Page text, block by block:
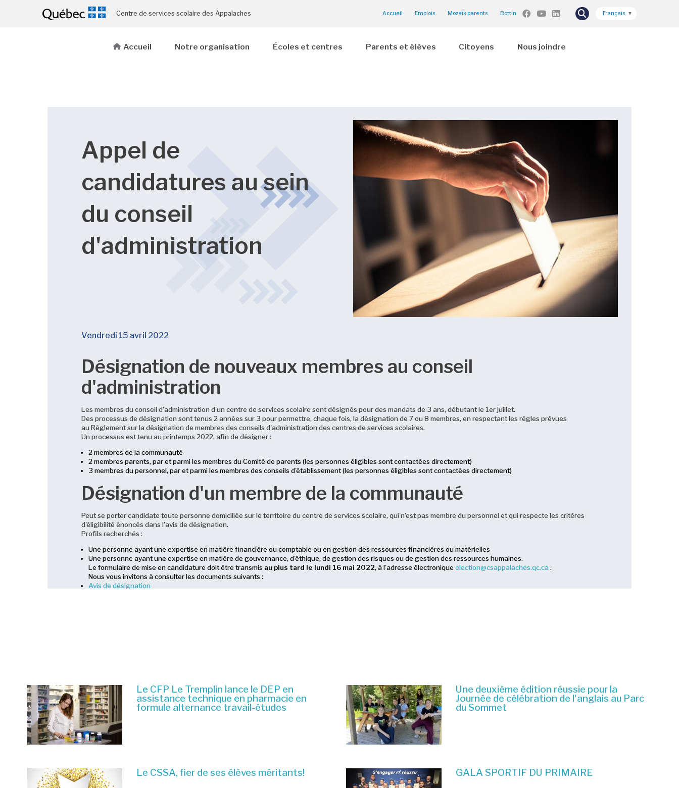
Centre de services scolaire des Appalaches Accueil Emplois Mozaïk parents Bottin Français ▼
Accueil Notre organisation Écoles et centres Parents et élèves Citoyens Nous joindre
Appel de
candidatures au sein
du conseil
d'administration
Vendredi 15 avril 2022
Désignation de nouveaux membres au conseil
d'administration
Les membres du conseil d'administration d'un centre de services scolaire sont désignés pour des mandats de 3 ans, débutant le 1er juillet.
Des processus de désignation sont tenus 2 années sur 3 pour permettre, chaque fois, la désignation de 7 ou 8 membres, en respectant les règles prévues
au Règlement sur la désignation de membres des conseils d'administration des centres de services scolaires.
Un processus est tenu au printemps 2022, afin de désigner :
2 membres de la communauté
2 membres parents, par et parmi les membres du Comité de parents (les personnes éligibles sont contactées directement)
3 membres du personnel, par et parmi les membres des conseils d'établissement (les personnes éligibles sont contactées directement)
Désignation d'un membre de la communauté
Peut se porter candidate toute personne domiciliée sur le territoire du centre de services scolaire, qui n'est pas membre du personnel et qui respecte les critères
d'éligibilité énoncés dans l'avis de désignation.
Profils recherchés :
Une personne ayant une expertise en matière financière ou comptable ou en gestion des ressources financières ou matérielles
Une personne ayant une expertise en matière de gouvernance, d'éthique, de gestion des risques ou de gestion des ressources humaines.
Le formulaire de mise en candidature doit être transmis au plus tard le lundi 16 mai 2022, à l'adresse électronique election@csappalaches.qc.ca .
Nous vous invitons à consulter les documents suivants :
Avis de désignation
Le CFP Le Tremplin lance le DEP en
assistance technique en pharmacie en
formule alternance travail-études
Une deuxième édition réussie pour la
Journée de célébration de l'anglais au Parc
du Sommet
Le CSSA, fier de ses élèves méritants! GALA SPORTIF DU PRIMAIRE